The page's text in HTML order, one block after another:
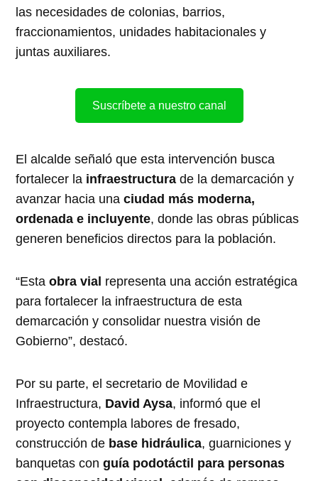
las necesidades de colonias, barrios,
fraccionamientos, unidades habitacionales y
juntas auxiliares.
Suscríbete a nuestro canal
El alcalde señaló que esta intervención busca
fortalecer la infraestructura de la demarcación y
avanzar hacia unaciudad más moderna,
ordenada e incluyente, donde las obras públicas
generen beneficios directos para la población.
“Estaobra vial representa una acción estratégica
para fortalecer la infraestructura de esta
demarcación y consolidar nuestra visión de
Gobierno”, destacó.
Por su parte, el secretario de Movilidad e
Infraestructura, David Aysa, informó que el
proyecto contempla labores de fresado,
construcción de base hidráulica, guarniciones y
banquetas conguía podotáctil para personas